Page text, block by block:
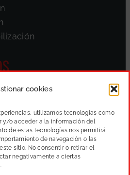
cookies
utilizamos tecnologías como
y/o acceder a la información del
de estas tecnologías nos permitirá
de navegación o las
sitio. No consentir o retirar el
negativamente a ciertas